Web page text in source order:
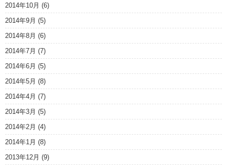
2014年10月 (6)
2014年9月 (5)
2014年8月 (6)
2014年7月 (7)
2014年6月 (5)
2014年5月 (8)
2014年4月 (7)
2014年3月 (5)
2014年2月 (4)
2014年1月 (8)
2013年12月 (9)